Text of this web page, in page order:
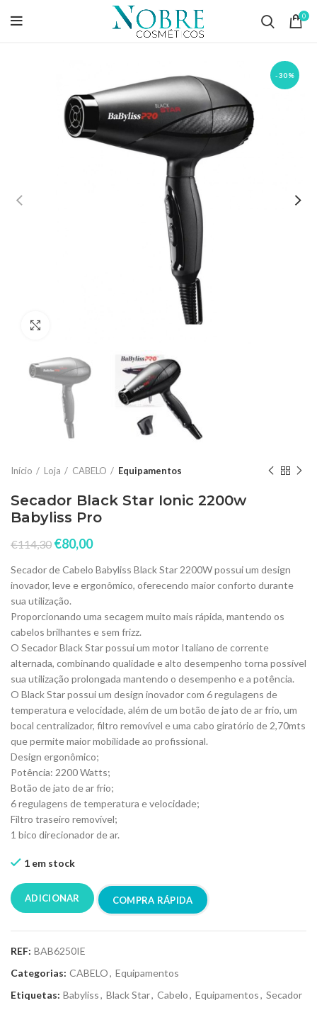
0
-30%
Início Loja CABELO Equipamentos
Secador Black Star Ionic 2200w
Babyliss Pro
€114,30 €80,00
Secador de Cabelo Babyliss Black Star 2200W possui um design
inovador, leve e ergonômico, oferecendo maior conforto durante
sua utilização.
Proporcionando uma secagem muito mais rápida, mantendo os
cabelos brilhantes e sem frizz.
O Secador Black Star possui um motor Italiano de corrente
alternada, combinando qualidade e alto desempenho torna possível
sua utilização prolongada mantendo o desempenho e a potência.
O Black Star possui um design inovador com 6 regulagens de
temperatura e velocidade, além de um botão de jato de ar frio, um
bocal centralizador, filtro removível e uma cabo giratório de 2,70mts
que permite maior mobilidade ao profissional.
Design ergonômico;
Potência: 2200 Watts;
Botão de jato de ar frio;
6 regulagens de temperatura e velocidade;
Filtro traseiro removível;
1 bico direcionador de ar.
1 em stock
ADICIONAR COMPRA RÁPIDA
REF: BAB6250IE
Categorias: CABELO, Equipamentos
Etiquetas: Babyliss, Black Star, Cabelo, Equipamentos, Secador